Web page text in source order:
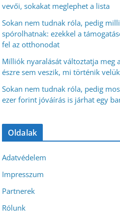
vevői, sokakat meglephet a lista
Sokan nem tudnak róla, pedig
spórolhatnak: ezekkel a
fel az otthonodat
Milliók nyaralását változtatja meg
észre sem veszik, mi történik velük
Sokan nem tudnak róla, pedig
ezer forint jóváírás is járhat egy
Oldalak
Adatvédelem
Impresszum
Partnerek
Rólunk